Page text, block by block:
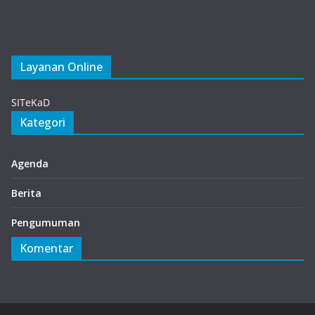
Layanan Online
SITeKaD
Kategori
Agenda
Berita
Pengumuman
Komentar